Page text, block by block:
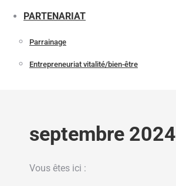
PARTENARIAT
Parrainage
Entrepreneuriat vitalité/bien-être
septembre 2024
Vous êtes ici :